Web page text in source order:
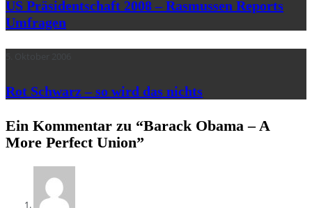
US Präsidentschaft 2008 – Rasmussen Reports
Umfragen
Rot Schwarz – so wird das nichts
Ein Kommentar zu “Barack Obama – A
More Perfect Union”